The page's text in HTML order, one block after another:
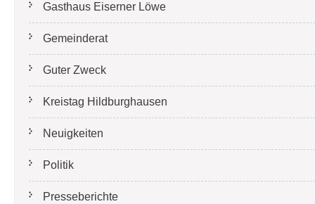
Gasthaus Eiserner Löwe
Gemeinderat
Guter Zweck
Kreistag Hildburghausen
Neuigkeiten
Politik
Presseberichte